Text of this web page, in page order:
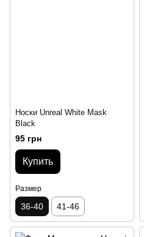
Носки Unreal White Mask
Black
95 грн
Купить
Размер
36-40 41-46